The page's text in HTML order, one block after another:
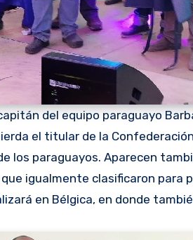
del equipo paraguayo
el titular de la
los paraguayos. Aparecen
igualmente clasificaron para
en Bélgica, en donde